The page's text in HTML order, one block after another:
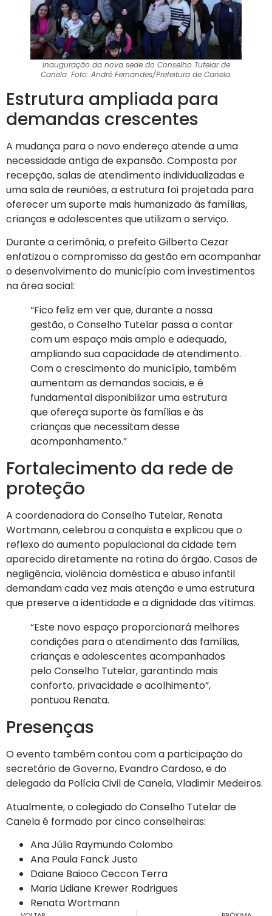
Inauguração da nova sede do Conselho Tutelar de
Canela. Foto: André Fernandes/Prefeitura de Canela.
Estrutura ampliada para
demandas crescentes
A mudança para o novo endereço atende a uma
necessidade antiga de expansão. Composta por
recepção, salas de atendimento individualizadas e
uma sala de reuniões, a estrutura foi projetada para
oferecer um suporte mais humanizado às famílias,
crianças e adolescentes que utilizam o serviço.
Durante a cerimônia, o prefeito Gilberto Cezar
enfatizou o compromisso da gestão em acompanhar
o desenvolvimento do município com investimentos
na área social:
“Fico feliz em ver que, durante a nossa
gestão, o Conselho Tutelar passa a contar
com um espaço mais amplo e adequado,
ampliando sua capacidade de atendimento.
Com o crescimento do município, também
aumentam as demandas sociais, e é
fundamental disponibilizar uma estrutura
que ofereça suporte às famílias e às
crianças que necessitam desse
acompanhamento.”
Fortalecimento da rede de
proteção
A coordenadora do Conselho Tutelar, Renata
Wortmann, celebrou a conquista e explicou que o
reflexo do aumento populacional da cidade tem
aparecido diretamente na rotina do órgão. Casos de
negligência, violência doméstica e abuso infantil
demandam cada vez mais atenção e uma estrutura
que preserve a identidade e a dignidade das vítimas.
“Este novo espaço proporcionará melhores
condições para o atendimento das famílias,
crianças e adolescentes acompanhados
pelo Conselho Tutelar, garantindo mais
conforto, privacidade e acolhimento”,
pontuou Renata.
Presenças
O evento também contou com a participação do
secretário de Governo, Evandro Cardoso, e do
delegado da Polícia Civil de Canela, Vladimir Medeiros.
Atualmente, o colegiado do Conselho Tutelar de
Canela é formado por cinco conselheiras:
Ana Júlia Raymundo Colombo
Ana Paula Fanck Justo
Daiane Baioco Ceccon Terra
Maria Lidiane Krewer Rodrigues
Renata Wortmann